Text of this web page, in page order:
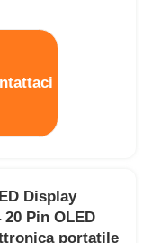
Display
20 Pin OLED
portatile